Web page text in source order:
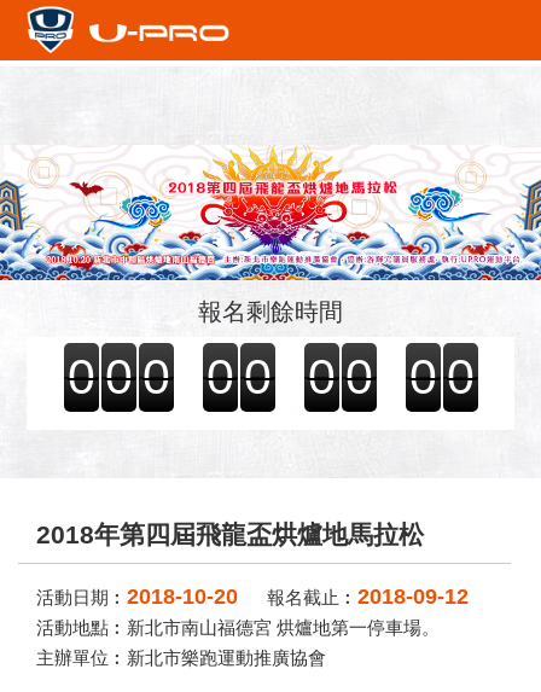
報名剩餘時間
000 00 00 00
2018年第四屆飛龍盃烘爐地馬拉松
活動日期︰ 2018-10-20 報名截止︰ 2018-09-12
活動地點︰新北市南山福德宮 烘爐地第一停車場。
主辦單位︰新北市樂跑運動推廣協會